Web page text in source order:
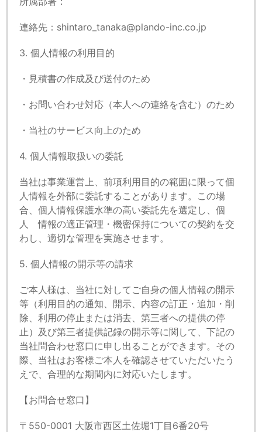
連絡先：shintaro_tanaka@plando-inc.co.jp
3. 個人情報の利用目的
・見積書の作成及び送付のため
・お問い合わせ対応（本人への連絡を含む）のため
・当社のサービス向上のため
4. 個人情報取扱いの委託
当社は事業運営上、前項利用目的の範囲に限って個
人情報を外部に委託することがあります。この場
合、個人情報保護水準の高い委託先を選定し、個
人 情報の適正管理・機密保持についての契約を交
わし、適切な管理を実施させます。
5. 個人情報の開示等の請求
ご本人様は、当社に対してご自身の個人情報の開示
等（利用目的の通知、開示、内容の訂正・追加・削
除、利用の停止または消去、第三者への提供の停
止）及び第三者提供記録の開示等に関して、下記の
当社問合わせ窓口に申し出ることができます。その
際、当社はお客様ご本人を確認させていただいたう
えで、合理的な期間内に対応いたします。
【お問合せ窓口】
〒550-0001 大阪市西区土佐堀1丁目6番20号